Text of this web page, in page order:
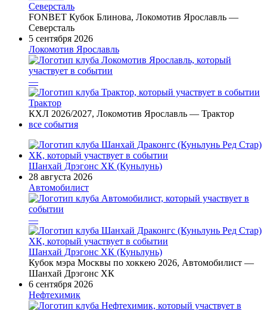
Северсталь
FONBET Кубок Блинова, Локомотив Ярославль —
Северсталь
5 сентября 2026
Локомотив Ярославль
—
Трактор
КХЛ 2026/2027, Локомотив Ярославль — Трактор
все события
Шанхай Дрэгонс ХК (Куньлунь)
28 августа 2026
Автомобилист
—
Шанхай Дрэгонс ХК (Куньлунь)
Кубок мэра Москвы по хоккею 2026, Автомобилист —
Шанхай Дрэгонс ХК
6 сентября 2026
Нефтехимик